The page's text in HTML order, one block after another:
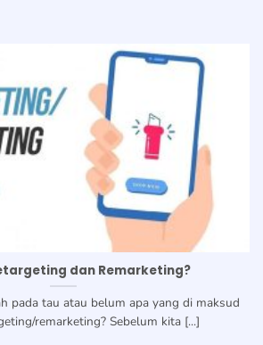
dan Remarketing?
pada tau atau belum apa yang di maksud
remarketing? Sebelum kita [...]